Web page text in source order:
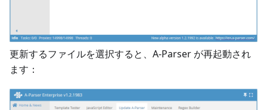
更新するファイルを選択すると、A-Parser が再起動され
ます：